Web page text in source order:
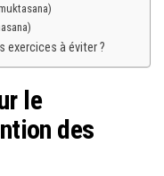
exercices à éviter ?
le
des